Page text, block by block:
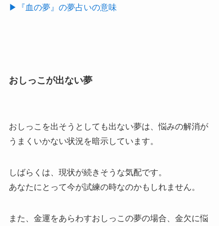
▶︎『血の夢』の夢占いの意味
おしっこが出ない夢
おしっこを出そうとしても出ない夢は、悩みの解消が
うまくいかない状況を暗示しています。
しばらくは、現状が続きそうな気配です。
あなたにとって今が試練の時なのかもしれません。
また、金運をあらわすおしっこの夢の場合、金欠に悩